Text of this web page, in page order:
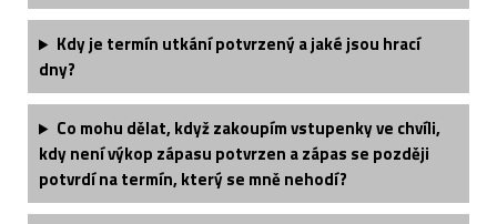
Kdy je termín utkání potvrzený a jaké jsou hrací
dny?
Co mohu dělat, když zakoupím vstupenky ve chvíli,
kdy není výkop zápasu potvrzen a zápas se později
potvrdí na termín, který se mně nehodí?